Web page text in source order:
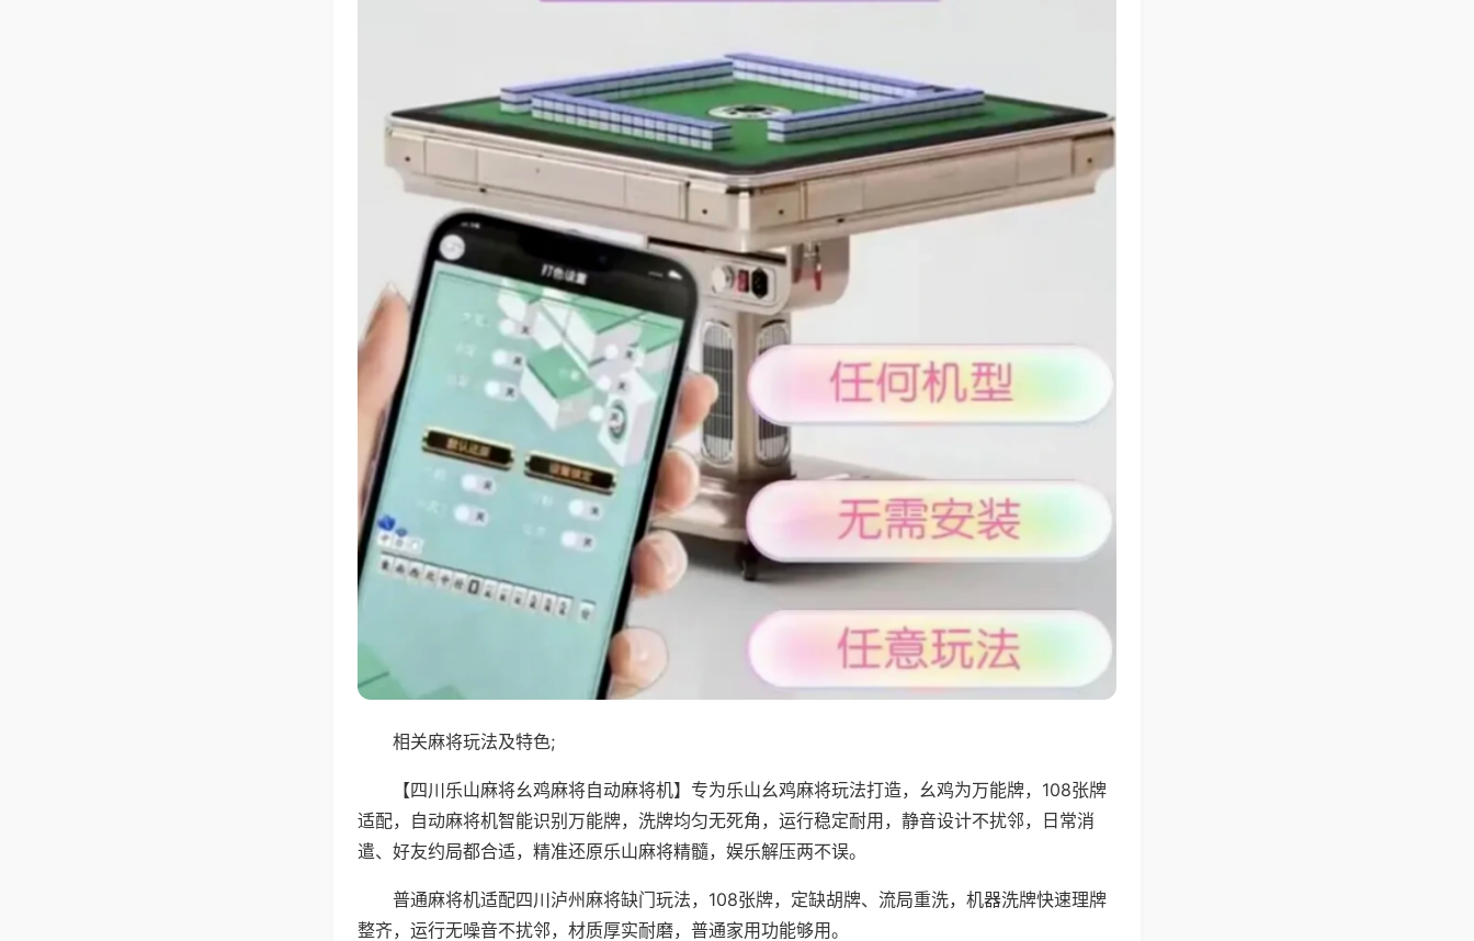
相关麻将玩法及特色;
【四川乐山麻将幺鸡麻将自动麻将机】专为乐山幺鸡麻将玩法打造，幺鸡为万能牌，108张牌
适配，自动麻将机智能识别万能牌，洗牌均匀无死角，运行稳定耐用，静音设计不扰邻，日常消
遣、好友约局都合适，精准还原乐山麻将精髓，娱乐解压两不误。
普通麻将机适配四川泸州麻将缺门玩法，108张牌，定缺胡牌、流局重洗，机器洗牌快速理牌
整齐，运行无噪音不扰邻，材质厚实耐磨，普通家用功能够用。